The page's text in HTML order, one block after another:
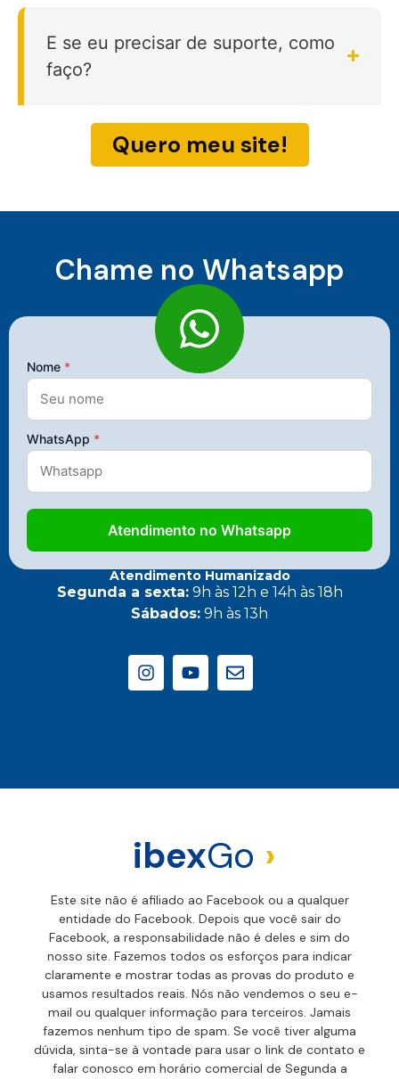
E se eu precisar de suporte, como
faço?
Quero meu site!
Chame no Whatsapp
Nome *
WhatsApp *
Atendimento no Whatsapp
Atendimento Humanizado
Segunda a sexta:9h às 12h e 14h às 18h
Sábados: 9h às 13h
ibexGo ›
Este site não é afiliado ao Facebook ou a qualquer
entidade do Facebook. Depois que você sair do
Facebook, a responsabilidade não é deles e sim do
nosso site. Fazemos todos os esforços para indicar
claramente e mostrar todas as provas do produto e
usamos resultados reais. Nós não vendemos o seu e-
mail ou qualquer informação para terceiros. Jamais
fazemos nenhum tipo de spam. Se você tiver alguma
dúvida, sinta-se à vontade para usar o link de contato e
falar conosco em horário comercial de Segunda a